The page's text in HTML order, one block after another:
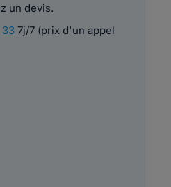
un devis.
337j/7 (prix d'un appel